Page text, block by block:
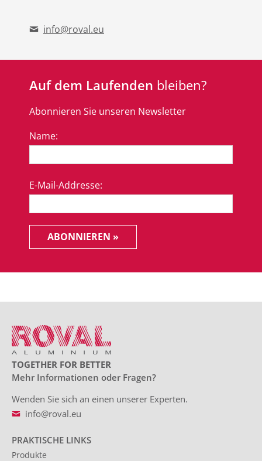
info@roval.eu
Auf dem Laufenden bleiben?
Abonnieren Sie unseren Newsletter
Name:
E-Mail-Addresse:
ABONNIEREN »
TOGETHER FOR BETTER
Mehr Informationen oder Fragen?
Wenden Sie sich an einen unserer Experten.
info@roval.eu
PRAKTISCHE LINKS
Produkte